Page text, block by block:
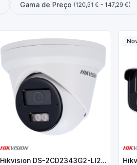
Gama de Preço (120,51 € - 147,29 €)
Hikvision DS-2CD2343G2-LI2U(2.8mm) Câmara Turret IP, 4 MP, 2.8 mm, 30 m, PoE, IP67, Áudio, MicroSD, WDR (120 dB), Deteção de movimento, Luz híbrida, Branco - 6942160463162